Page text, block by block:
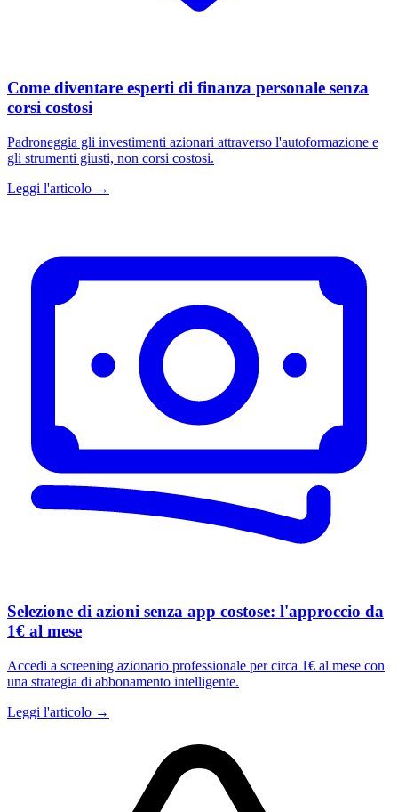
Come diventare esperti di finanza personale senza
corsi costosi
Padroneggia gli investimenti azionari attraverso l'autoformazione e
gli strumenti giusti, non corsi costosi.
Leggi l'articolo →
Selezione di azioni senza app costose: l'approccio da
1€ al mese
Accedi a screening azionario professionale per circa 1€ al mese con
una strategia di abbonamento intelligente.
Leggi l'articolo →